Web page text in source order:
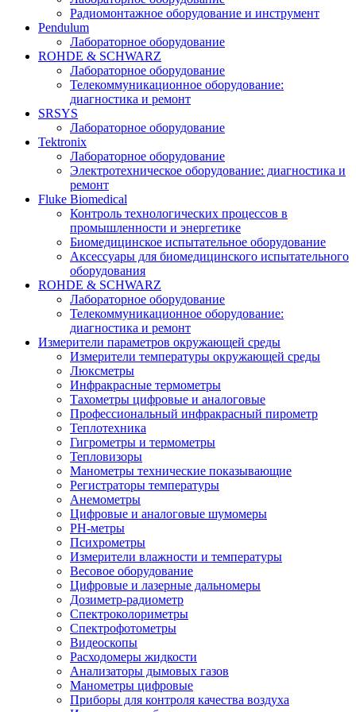
Радиомонтажное оборудование и инструмент
Pendulum
Лабораторное оборудование
ROHDE & SCHWARZ
Лабораторное оборудование
Телекоммуникационное оборудование:
диагностика и ремонт
SRSYS
Лабораторное оборудование
Tektronix
Лабораторное оборудование
Электротехническое оборудование: диагностика и
ремонт
Fluke Biomedical
Контроль технологических процессов в
промышленности и энергетике
Биомедицинское испытательное оборудование
Аксессуары для биомедицинского испытательного
оборудования
ROHDE & SCHWARZ
Лабораторное оборудование
Телекоммуникационное оборудование:
диагностика и ремонт
Измерители параметров окружающей среды
Измерители температуры окружающей среды
Люксметры
Инфракрасные термометры
Тахометры цифровые и аналоговые
Профессиональный инфракрасный пирометр
Теплотехника
Гигрометры и термометры
Тепловизоры
Манометры технические показывающие
Регистраторы температуры
Анемометры
Цифровые и аналоговые шумомеры
PH-метры
Психрометры
Измерители влажности и температуры
Весовое оборудование
Цифровые и лазерные дальномеры
Дозиметр-радиометр
Спектроколориметры
Спектрофотометры
Видеоскопы
Расходомеры жидкости
Анализаторы дымовых газов
Манометры цифровые
Приборы для контроля качества воздуха